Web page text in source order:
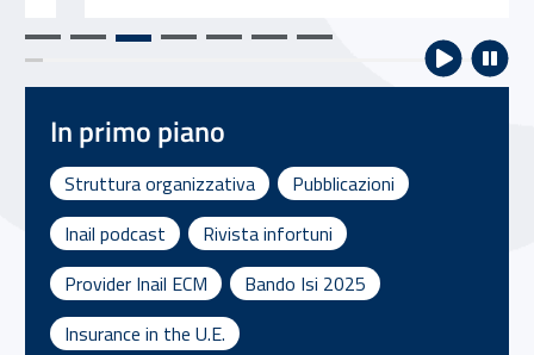
In primo piano
Struttura organizzativa
Pubblicazioni
Inail podcast
Rivista infortuni
Provider Inail ECM
Bando Isi 2025
Insurance in the U.E.